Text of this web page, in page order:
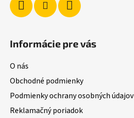
Informácie pre vás
O nás
Obchodné podmienky
Podmienky ochrany osobných údajov
Reklamačný poriadok